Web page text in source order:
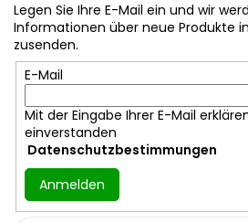
Legen Sie Ihre E-Mail ein und wir
Informationen über neue Produkte
zusenden.
E-Mail
Mit der Eingabe Ihrer E-Mail
einverstanden
Datenschutzbestimmungen
Anmelden